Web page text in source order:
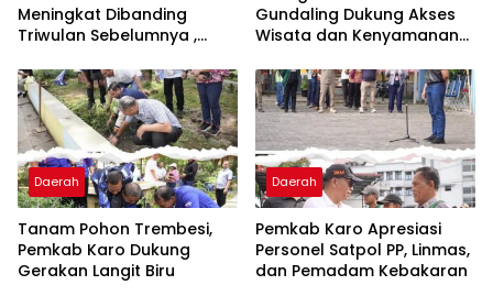
Meningkat Dibanding
Triwulan Sebelumnya ,
Gundaling Dukung Akses
Wisata dan Kenyamanan
Daerah
Tanam Pohon Trembesi,
Pemkab Karo Dukung
Gerakan Langit Biru
Daerah
Pemkab Karo Apresiasi
Personel Satpol PP, Linmas,
dan Pemadam Kebakaran